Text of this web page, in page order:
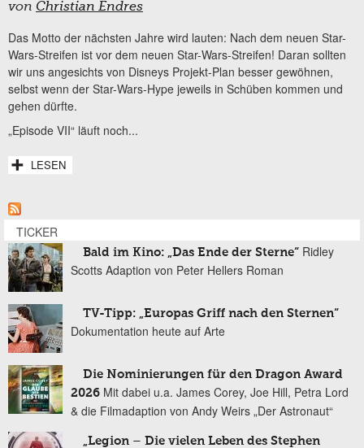
von Christian Endres
Das Motto der nächsten Jahre wird lauten: Nach dem neuen Star-
Wars-Streifen ist vor dem neuen Star-Wars-Streifen! Daran sollten
wir uns angesichts von Disneys Projekt-Plan besser gewöhnen,
selbst wenn der Star-Wars-Hype jeweils in Schüben kommen und
gehen dürfte.
„Episode VII“ läuft noch...
LESEN
TICKER
Bald im Kino: „Das Ende der Sterne“ Ridley
Scotts Adaption von Peter Hellers Roman
TV-Tipp: „Europas Griff nach den Sternen“
Dokumentation heute auf Arte
Die Nominierungen für den Dragon Award
2026 Mit dabei u.a. James Corey, Joe Hill, Petra Lord
& die Filmadaption von Andy Weirs „Der Astronaut“
„Legion – Die vielen Leben des Stephen